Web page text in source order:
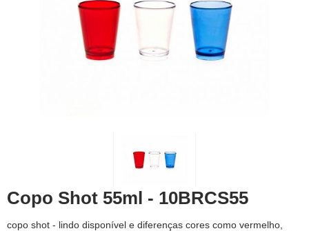
Copo Shot 55ml - 10BRCS55
copo shot - lindo disponível e diferenças cores como vermelho,